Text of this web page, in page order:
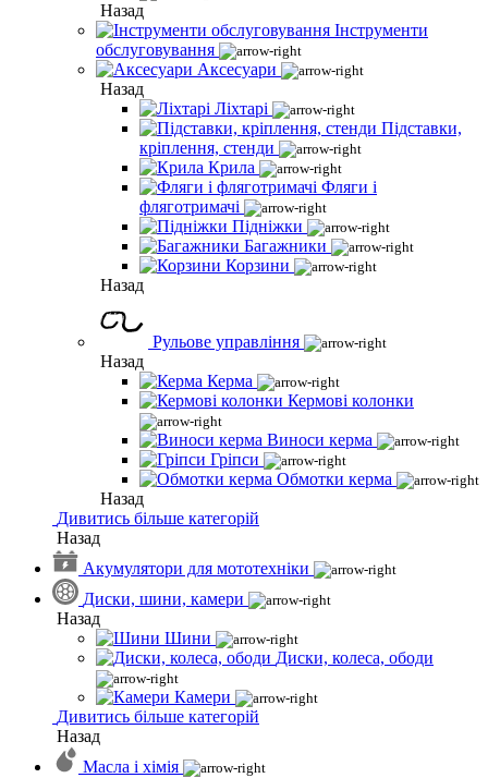
Назад
Інструменти
обслуговування
Аксесуари
Назад
Ліхтарі
Підставки,
кріплення, стенди
Крила
Фляги і
фляготримачі
Підніжки
Багажники
Корзини
Назад
Рульове управління
Назад
Керма
Кермові колонки
Виноси керма
Гріпси
Обмотки керма
Назад
Дивитись більше категорій
Назад
Акумулятори для мототехніки
Диски, шини, камери
Назад
Шини
Диски, колеса, ободи
Камери
Дивитись більше категорій
Назад
Масла і хімія